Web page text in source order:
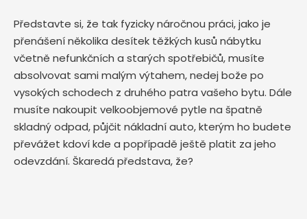
Představte si, že tak fyzicky náročnou práci, jako je
přenášení několika desítek těžkých kusů nábytku
včetně nefunkčních a starých spotřebičů, musíte
absolvovat sami malým výtahem, nedej bože po
vysokých schodech z druhého patra vašeho bytu. Dále
musíte nakoupit velkoobjemové pytle na špatně
skladný odpad, půjčit nákladní auto, kterým ho budete
převážet kdoví kde a popřípadě ještě platit za jeho
odevzdání. Škaredá představa, že?